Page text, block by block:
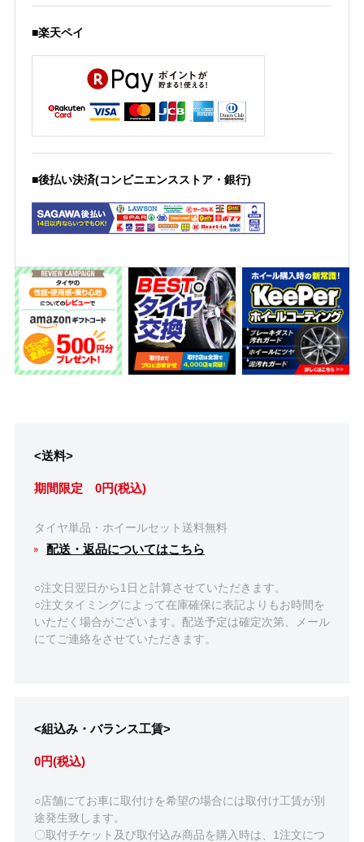
■楽天ペイ
■後払い決済(コンビニエンスストア・銀行)
<送料>
期間限定 0円(税込)
タイヤ単品・ホイールセット送料無料
配送・返品についてはこちら
○注文日翌日から1日と計算させていただきます。
○注文タイミングによって在庫確保に表記よりもお時間を
いただく場合がございます。配送予定は確定次第、メール
にてご連絡をさせていただきます。
<組込み・バランス工賃>
0円(税込)
○店舗にてお車に取付けを希望の場合には取付け工賃が別
途発生致します。
〇取付チケット及び取付込み商品を購入時は、1注文につ